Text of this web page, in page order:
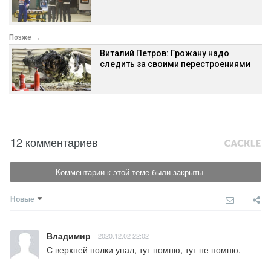
Позже →
Виталий Петров: Грожану надо
следить за своими перестроениями
12 комментариев
Комментарии к этой теме были закрыты
Новые
Владимир 2020.12.02 22:02
С верхней полки упал, тут помню, тут не помню.